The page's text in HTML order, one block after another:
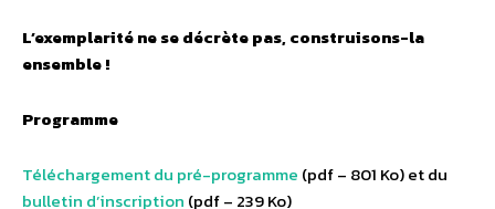
L’exemplarité ne se décrète pas, construisons-la
ensemble !
Programme
Téléchargement du pré-programme (pdf – 801 Ko) et du
bulletin d’inscription (pdf – 239 Ko)